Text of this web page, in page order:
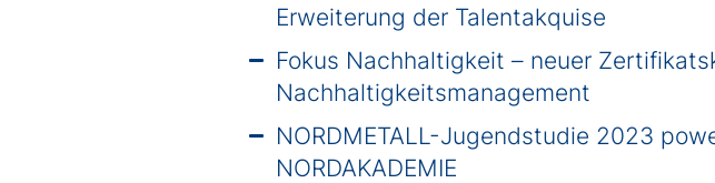
Erweiterung der Talentakquise
Fokus Nachhaltigkeit – neuer
Nachhaltigkeitsmanagement
NORDMETALL-Jugendstudie 2023
NORDAKADEMIE